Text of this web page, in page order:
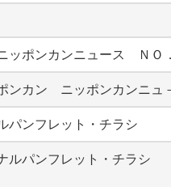
ッポンカンニュース　ＮＯ
ンカン　ニッポンカンニ
パンフレット・チラシ
ルパンフレット・チラシ